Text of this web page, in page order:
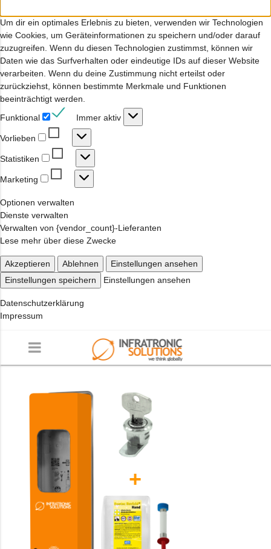
Um dir ein optimales Erlebnis zu bieten, verwenden wir Technologien
wie Cookies, um Geräteinformationen zu speichern und/oder darauf
zuzugreifen. Wenn du diesen Technologien zustimmst, können wir
Daten wie das Surfverhalten oder eindeutige IDs auf dieser Website
verarbeiten. Wenn du deine Zustimmung nicht erteilst oder
zurückziehst, können bestimmte Merkmale und Funktionen
beeinträchtigt werden.
Funktional
Immer aktiv
Vorlieben
Vorlieben
Statistiken
Statistiken
Marketing
Marketing
Optionen verwalten
Dienste verwalten
Verwalten von {vendor_count}-Lieferanten
Lese mehr über diese Zwecke
Akzeptieren Ablehnen
Einstellungen ansehen
Einstellungen speichern
Einstellungen ansehen
Datenschutzerklärung
Impressum
+